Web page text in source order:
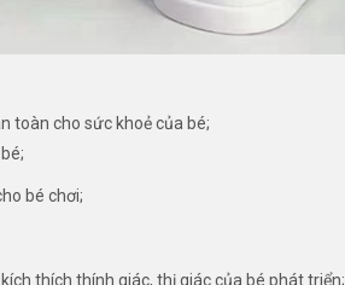
toàn cho sức khoẻ của bé;
bé chơi;
thích thính giác, thị giác của bé phát triển;